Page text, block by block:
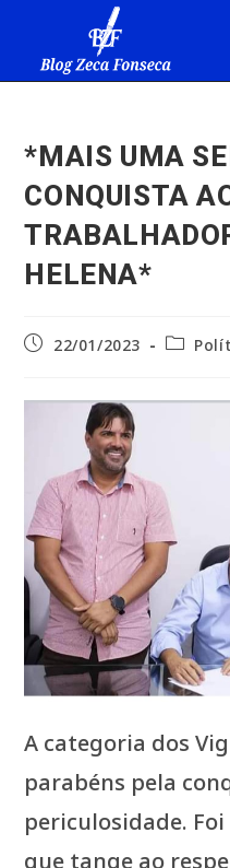
*MAIS UMA
CONQUISTA
HELENA*
Post22/01/2023
A categoria dos
parabéns pela
periculosidade.
que tange ao